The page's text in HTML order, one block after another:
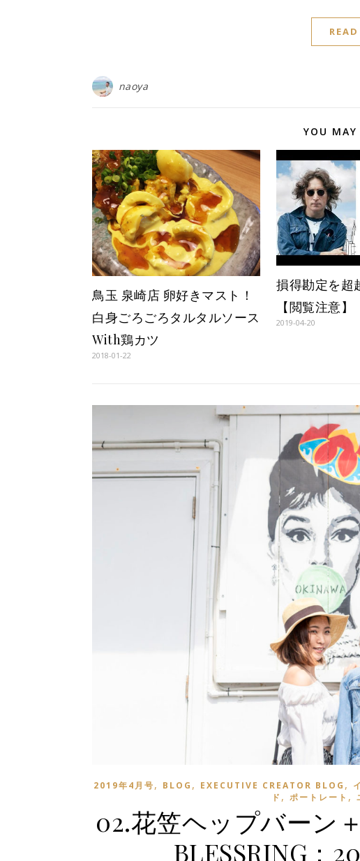
naoya
YOU MAY
鳥玉 泉崎店 卵好きマスト！
白身ごろごろタルタルソース
With鶏カツ
2018-01-22
損得勘定を超
【閲覧注意】
2019-04-20
2019年4月号, BLOG , EXECUTIVE CREATOR BLOG ,
ド , ポートレート ,
02.花笠ヘップバーン
BLESSRING：